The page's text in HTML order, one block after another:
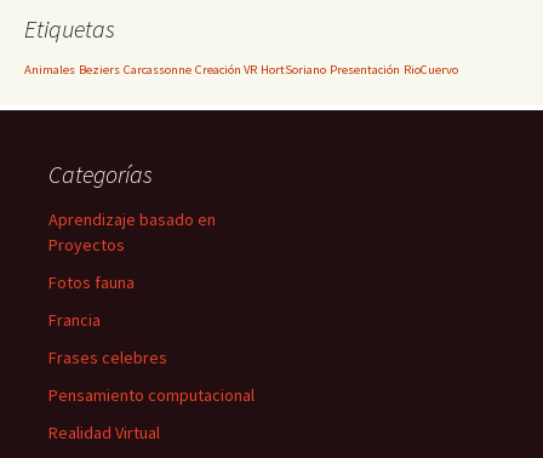
Etiquetas
Animales Beziers Carcassonne Creación VR HortSoriano Presentación RioCuervo
Categorías
Aprendizaje basado en
Proyectos
Fotos fauna
Francia
Frases celebres
Pensamiento computacional
Realidad Virtual